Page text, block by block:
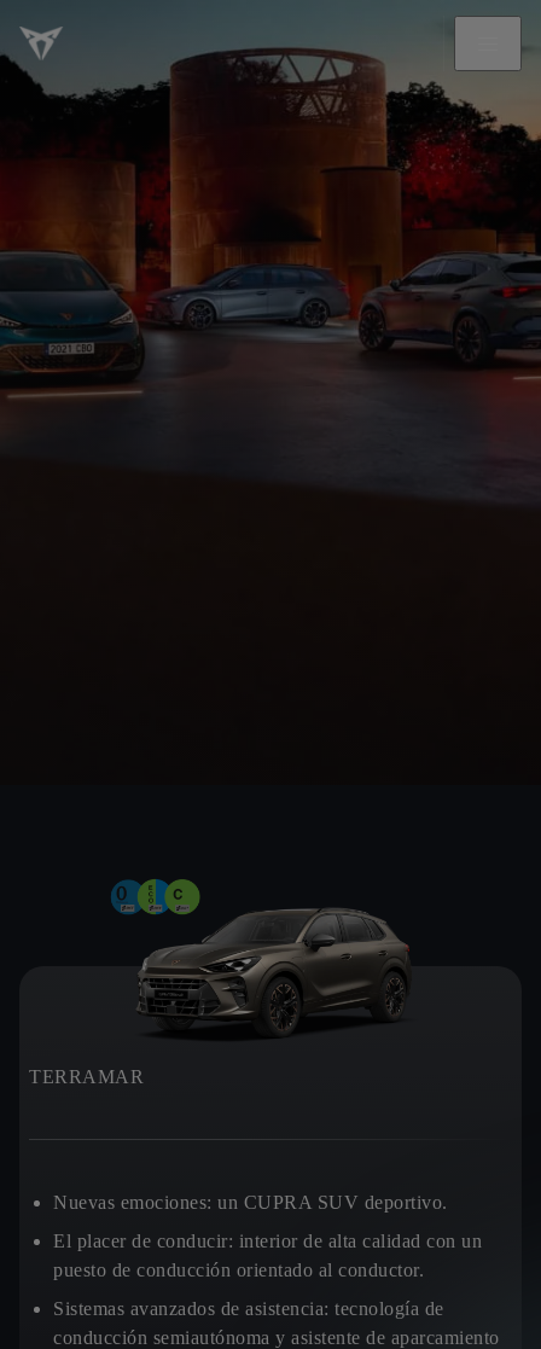
TERRAMAR
Nuevas emociones: un CUPRA SUV deportivo.
El placer de conducir: interior de alta calidad con un
puesto de conducción orientado al conductor.
Sistemas avanzados de asistencia: tecnología de
conducción semiautónoma y asistente de aparcamiento